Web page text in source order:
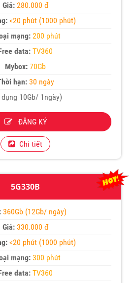
Giá:280.000 đ
<20 phút (1000 phút)
mạng: 200 phút
data: TV360
Mybox: 70Gb
hạn:30 ngày
dụng 10Gb/ 1ngày)
ĐĂNG KÝ
Chi tiết
5G330B
360Gb (12Gb/ ngày)
Giá:330.000 đ
<20 phút (1000 phút)
mạng: 300 phút
data: TV360